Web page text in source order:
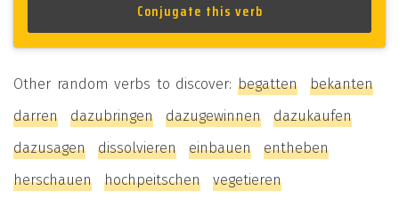
Other random verbs to discover: begatten
bekanten
darren
dazubringen dazugewinnen
dazukaufen
dazusagen
dissolvieren einbauen
entheben
herschauen
hochpeitschen vegetieren